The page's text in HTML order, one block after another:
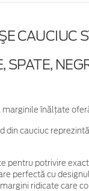
CAUCIUC
SPATE,
marginile înălțate
din cauciuc
pentru potrivire
perfectă cu
ridicate care